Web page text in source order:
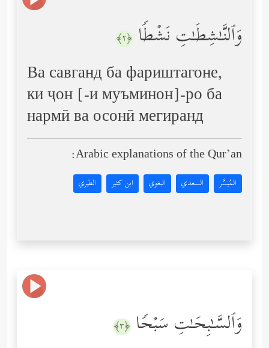
وَٱلنَّـٰشِطَـٰتِ نَشۡطࣰا ﴿٢﴾
Ва савганд ба фариштагоне,
ки ҷон [-и муъминон]-ро ба
нармӣ ва осонӣ мегиранд
Arabic explanations of the Qur’an:
المُيسَّر السعدي البغوي ابن كثير الطبري
وَٱلسَّـٰبِحَـٰتِ سَبۡحࣰا ﴿٣﴾